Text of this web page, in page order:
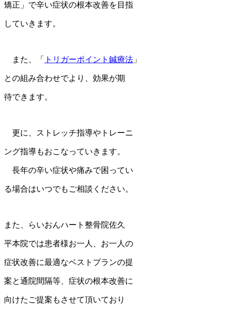
矯正」で辛い症状の根本改善を目指
していきます。
また、「 トリガーポイント鍼療法 」
との組み合わせでより、効果が期
待できます。
更に、ストレッチ指導やトレーニ
ング指導もおこなっていきます。
長年の辛い症状や痛みで困ってい
る場合はいつでもご相談ください。
また、らいおんハート整骨院佐久
平本院では患者様お一人、お一人の
症状改善に最適なベストプランの提
案と通院間隔等、症状の根本改善に
向けたご提案もさせて頂いており